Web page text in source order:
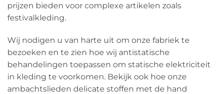
prijzen bieden voor complexe artikelen zoals
festivalkleding.
Wij nodigen u van harte uit om onze fabriek te
bezoeken en te zien hoe wij antistatische
behandelingen toepassen om statische elektriciteit
in kleding te voorkomen. Bekijk ook hoe onze
ambachtslieden delicate stoffen met de hand